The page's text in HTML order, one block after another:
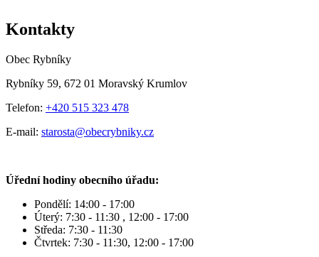
Kontakty
Obec Rybníky
Rybníky 59, 672 01 Moravský Krumlov
Telefon: +420 515 323 478
E-mail: starosta@obecrybniky.cz
Úřední hodiny obecního úřadu:
Pondělí: 14:00 - 17:00
Úterý: 7:30 - 11:30 , 12:00 - 17:00
Středa: 7:30 - 11:30
Čtvrtek: 7:30 - 11:30, 12:00 - 17:00